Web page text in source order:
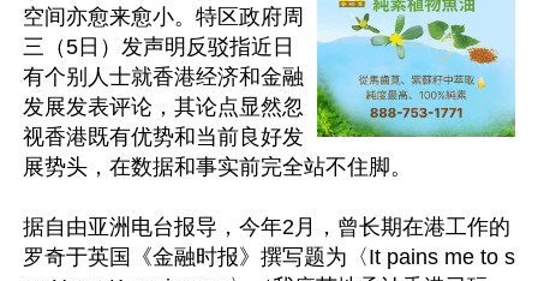
空间亦愈来愈小。特区政府周
三（5日）发声明反驳指近日
有个别人士就香港经济和金融
发展发表评论，其论点显然忽
视香港既有优势和当前良好发
展势头，在数据和事实前完全站不住脚。
据自由亚洲电台报导，今年2月，曾长期在港工作的
罗奇于英国《金融时报》撰写题为〈It pains me to s